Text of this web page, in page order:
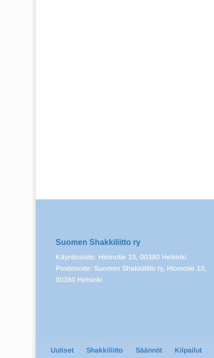
Suomen Shakkiliitto ry
Käyntiosoite: Hiomotie 10, 00380 Helsinki
Postiosoite: Suomen Shakkiliitto ry, Hiomotie 10,
00380 Helsinki
Uutiset Shakkiliitto Säännöt Kilpailut